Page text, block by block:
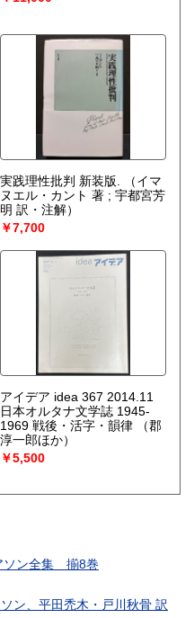
実践理性批判 新装版.
（イマ
ヌエル・カント 著 ; 宇都宮芳
明 訳・注解）
￥7,700
アイデア idea 367 2014.11
日本オルタナ文学誌 1945-
1969 戦後・活字・韻律
（郡
淳一郎ほか）
￥5,500
ソン全集 揃8巻
ン、平田禿木・戸川秋骨 訳